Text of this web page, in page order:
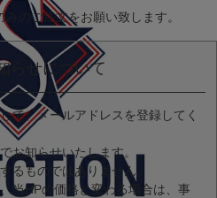
みのご注文をお願い致します。
らせについて
て、メールアドレスを登録してく
お知らせいたします。
るものではありません。
当HPの価格と変わる場合は、事